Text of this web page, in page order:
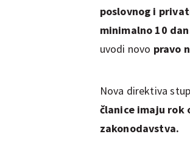
poslovnog i
minimalno 10
uvodi novo pravo
Nova direktiva
članice imaju rok
zakonodavstva.